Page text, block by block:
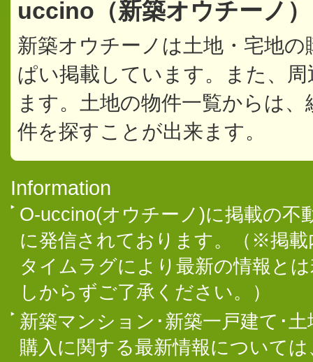
uccino（新築オウチーノ
新築オウチーノは土地・宅地
ぱい掲載しています。また、
ます。土地の物件一覧からは
件を探すことが出来ます。
Information
O-uccino(オウチーノ)に掲載の不
に発信されております。（※掲
タイムラグにより最新の情報と
しからずご了承ください。）
新築マンション･新築一戸建て･
購入に関する最新情報について